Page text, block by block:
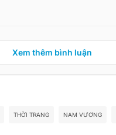
Xem thêm bình luận
THỜI TRANG NAM VƯƠNG